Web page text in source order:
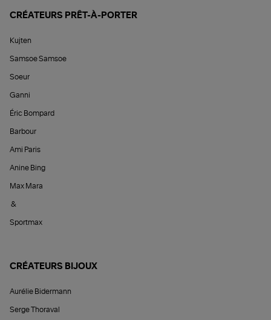
CRÉATEURS PRÊT-À-PORTER
Kujten
Samsoe Samsoe
Soeur
Ganni
Éric Bompard
Barbour
Ami Paris
Anine Bing
Max Mara
&
Sportmax
CRÉATEURS BIJOUX
Aurélie Bidermann
Serge Thoraval